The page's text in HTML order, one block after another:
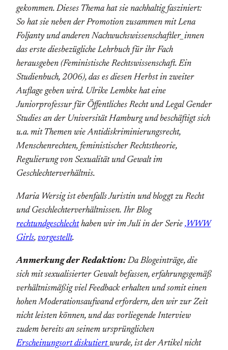
gekommen. Dieses Thema hat sie nachhaltig fasziniert:
So hat sie neben der Promotion zusammen mit Lena
Foljanty und anderen Nach­wuchs­wissen­schaftler­_innen
das erste diesbezügliche Lehrbuch für ihr Fach
herausgeben (Feministische Rechtswissenschaft. Ein
Studienbuch, 2006), das es diesen Herbst in zweiter
Auflage geben wird. Ulrike Lembke hat eine
Juniorprofessur für Öffentliches Recht und Legal Gender
Studies an der Universität Hamburg und beschäftigt sich
u.a. mit Themen wie Antidiskriminierungsrecht,
Menschenrechten, feministischer Rechts­theorie,
Regulierung von Sexualität und Gewalt im
Geschlechterverhältnis.
Maria Wersig ist ebenfalls Juristin und bloggt zu Recht
und Geschlechterverhältnissen. Ihr Blog
rechtundgeschlechthaben wir im Juli in der Serie ‚WWW
Girls‚ vorgestellt.
Anmerkung der Redaktion: Da Blogeinträge, die
sich mit sexualisierter Gewalt befassen, erfahrungsgemäß
verhältnismäßig viel Feedback erhalten und somit einen
hohen Moderationsaufwand erfordern, den wir zur Zeit
nicht leisten können, und das vorliegende Interview
zudem bereits an seinem ursprünglichen
Erscheinungsort diskutiertwurde, ist der Artikel nicht